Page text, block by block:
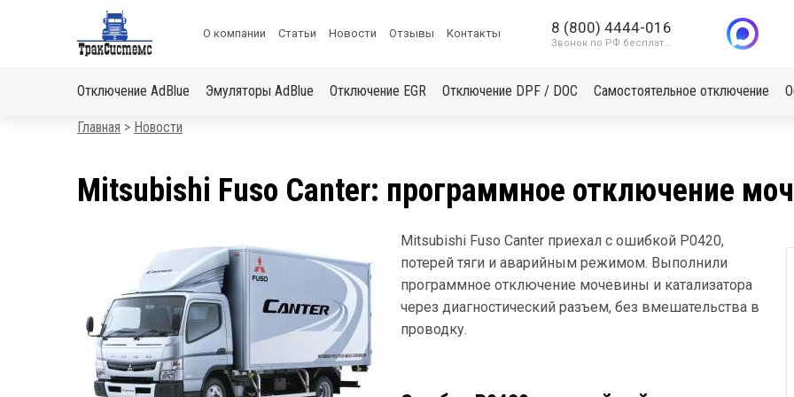
Меню
шапке
О компании Статьи Новости Отзывы Контакты 8 (800) 4444-016
Звонок по РФ бесплатный
Основная
Отключение AdBlue Эмуляторы AdBlue Отключение EGR Отключение DPF / DOC Самостоятельное отключение
Строка
Главная Новости
Mitsubishi Fuso Canter: программное отключение
Mitsubishi Fuso Canter приехал с ошибкой P0420,
потерей тяги и аварийным режимом. Выполнили
программное отключение мочевины и катализатора
через диагностический разъем, без вмешательства в
проводку.
ХОЧЕШЬ ПОДАРОК?
«Получи скидку на отключение автомобиля»